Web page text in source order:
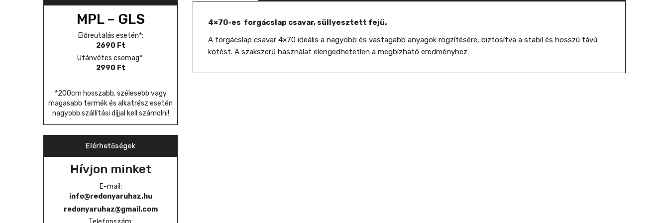
MPL – GLS
Előreutalás esetén*:
2690 Ft
Utánvétes csomag*:
2990 Ft
*200cm hosszabb, szélesebb vagy
magasabb termék és alkatrész esetén
nagyobb szállítási díjjal kell számolni!
Elérhetőségek
Hívjon minket
E-mail:
info@redonyaruhaz.hu
redonyaruhaz@gmail.com
4×70-es forgácslap csavar, süllyesztett fejű.
A forgácslap csavar 4×70 ideális a nagyobb és vastagabb anyagok rögzítésére, biztosítva a stabil és hosszú távú
kötést. A szakszerű használat elengedhetetlen a megbízható eredményhez.